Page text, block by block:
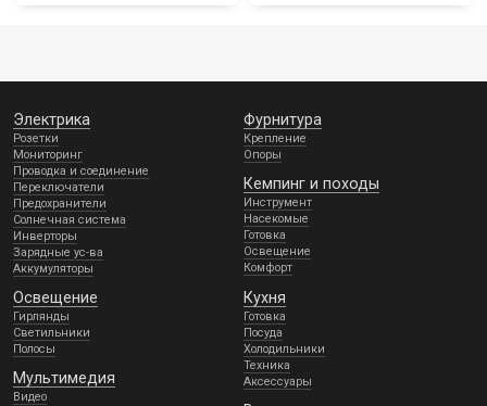
Электрика
Розетки
Мониторинг
Проводка и соединение
Переключатели
Предохранители
Солнечная система
Инверторы
Зарядные ус-ва
Аккумуляторы
Фурнитура
Крепление
Опоры
Кемпинг и походы
Инструмент
Насекомые
Готовка
Освещение
Комфорт
Освещение
Гирлянды
Светильники
Полосы
Мультимедия
Видео
Кухня
Готовка
Посуда
Холодильники
Техника
Аксессуары